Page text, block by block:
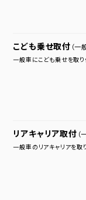
こども乗せ取付 （一
一般車にこども乗せを取り
リアキャリア取付 （
一般車のリアキャリアを取